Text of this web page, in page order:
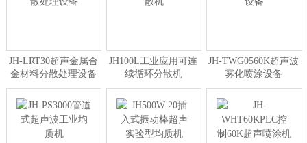
JH-LRT30超声金属合
金材料分散处理设备
JH100L工业应用可连
续循环分散机
JH-TWG0560K超声波
雾化喷涂设备